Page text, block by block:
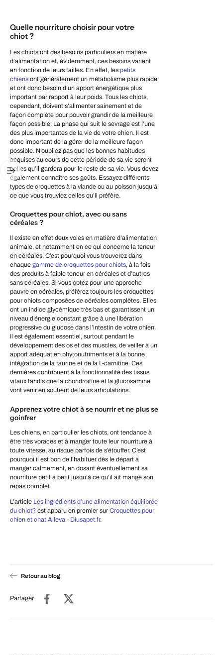
Quelle nourriture choisir pour votre
chiot ?
Les chiots ont des besoins particuliers en matière
d’alimentation et, évidemment, ces besoins varient
en fonction de leurs tailles. En effet, les petits
chiens ont généralement un métabolisme plus rapide
et ont donc besoin d’un apport énergétique plus
important par rapport à leur poids. Tous les chiots,
cependant, doivent s’alimenter sainement et de
façon complète pour pouvoir grandir de la meilleure
façon possible. La phase qui suit le sevrage est l’une
des plus importantes de la vie de votre chien. Il est
donc important de la gérer de la meilleure façon
possible. N’oubliez pas que les bonnes habitudes
acquises au cours de cette période de sa vie seront
celles qu’il gardera pour le reste de sa vie. Vous devez
également connaître ses goûts. Essayez différents
types de croquettes à la viande ou au poisson jusqu’à
ce que vous trouviez celles qu’il préfère.
Croquettes pour chiot, avec ou sans
céréales ?
Il existe en effet deux voies en matière d’alimentation
animale, et notamment en ce qui concerne la teneur
en céréales. C’est pourquoi vous trouverez dans
chaque gamme de croquettes pour chiots, à la fois
des produits à faible teneur en céréales et d’autres
sans céréales. Si vous optez pour une approche
pauvre en céréales, préférez toujours les croquettes
pour chiots composées de céréales complètes. Elles
ont un indice glycémique très bas et garantissent un
niveau d’énergie constant grâce à une libération
progressive du glucose dans l’intestin de votre chien.
Il est également essentiel, surtout pendant le
développement des os et des muscles, de veiller à un
apport adéquat en phytonutriments et à la bonne
intégration de la taurine et de la L-carnitine. Ces
dernières contribuent à la fonctionnalité des tissus
vitaux tandis que la chondroïtine et la glucosamine
vont venir en soutient de leurs articulations.
Apprenez votre chiot à se nourrir et ne plus se
goinfrer
Les chiens, en particulier les chiots, ont tendance à
être très voraces et à manger toute leur nourriture à
toute vitesse, au risque parfois de s’étouffer. C’est
pourquoi il est bon de l’habituer dès le départ à
manger calmement, en dosant éventuellement sa
nourriture petit à petit jusqu’à ce qu’il ait mangé son
repas complet.
L’article Les ingrédients d’une alimentation équilibrée
du chiot? est apparu en premier sur Croquettes pour
chien et chat Alleva - Diusapet.fr.
Retour au blog
Partager